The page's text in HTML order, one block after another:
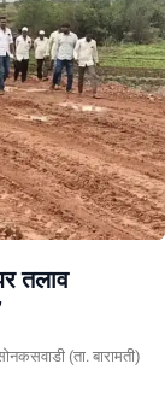
तलाव
(ता. बारामती)